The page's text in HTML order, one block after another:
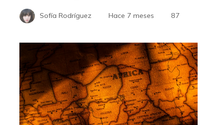
Sofía Rodríguez Hace 7 meses 87